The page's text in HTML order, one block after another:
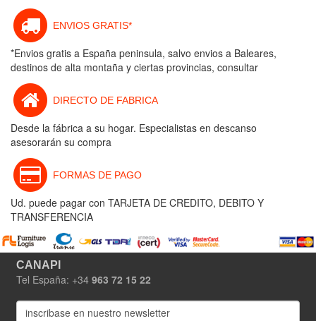
ENVIOS GRATIS*
*Envios gratis a España peninsula, salvo envios a Baleares,
destinos de alta montaña y ciertas provincias, consultar
DIRECTO DE FABRICA
Desde la fábrica a su hogar. Especialistas en descanso
asesorarán su compra
FORMAS DE PAGO
Ud. puede pagar con TARJETA DE CREDITO, DEBITO Y
TRANSFERENCIA
CANAPI
Tel España: +34 963 72 15 22